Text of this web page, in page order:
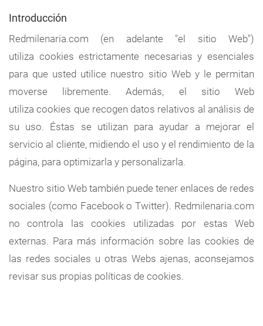
Introducción
Redmilenaria.com (en adelante "el sitio Web")
utiliza cookies estrictamente necesarias y esenciales
para que usted utilice nuestro sitio Web y le permitan
moverse libremente. Además, el sitio Web
utiliza cookies que recogen datos relativos al análisis de
su uso. Éstas se utilizan para ayudar a mejorar el
servicio al cliente, midiendo el uso y el rendimiento de la
página, para optimizarla y personalizarla.
Nuestro sitio Web también puede tener enlaces de redes
sociales (como Facebook o Twitter). Redmilenaria.com
no controla las cookies utilizadas por estas Web
externas. Para más información sobre las cookies de
las redes sociales u otras Webs ajenas, aconsejamos
revisar sus propias políticas de cookies.